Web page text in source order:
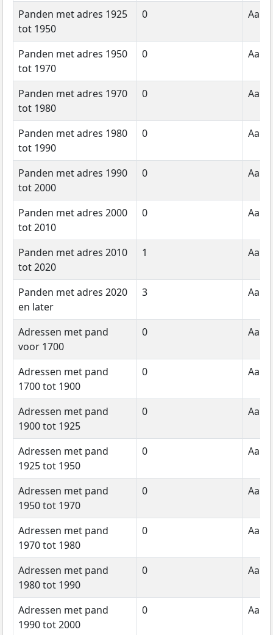
Panden met adres 1925
tot 1950
0
Panden met adres 1950
tot 1970
0
Panden met adres 1970
tot 1980
0
Panden met adres 1980
tot 1990
0
Panden met adres 1990
tot 2000
0
Panden met adres 2000
tot 2010
0
Panden met adres 2010
tot 2020
1
Panden met adres 2020
en later
3
Adressen met pand
voor 1700
0
Adressen met pand
1700 tot 1900
0
Adressen met pand
1900 tot 1925
0
Adressen met pand
1925 tot 1950
0
Adressen met pand
1950 tot 1970
0
Adressen met pand
1970 tot 1980
0
Adressen met pand
1980 tot 1990
0
Adressen met pand
1990 tot 2000
0